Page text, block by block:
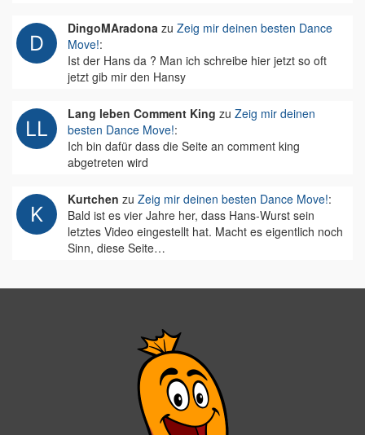
DingoMAradona zu Zeig mir deinen besten Dance
Move!:
Ist der Hans da ? Man ich schreibe hier jetzt so oft
jetzt gib mir den Hansy
Lang leben Comment King zu Zeig mir deinen
besten Dance Move!:
Ich bin dafür dass die Seite an comment king
abgetreten wird
Kurtchen zu Zeig mir deinen besten Dance Move!:
Bald ist es vier Jahre her, dass Hans-Wurst sein
letztes Video eingestellt hat. Macht es eigentlich noch
Sinn, diese Seite…